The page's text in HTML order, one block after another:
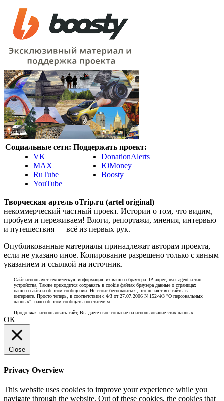
Социальные сети:
VK
MAX
RuTube
YouTube
Поддержать проект:
DonationAlerts
ЮMoney
Boosty
Творческая артель oTrip.ru (artel original) —
некоммерческий частный проект. Истории о том, что видим,
пробуем и переживаем! Влоги, репортажи, мнения, интервью
и путешествия — всё из первых рук.
Опубликованные материалы принадлежат авторам проекта,
если не указано иное. Копирование разрешено только с явным
указанием и ссылкой на источник.
Сайт использует техническую информацию из вашего браузера: IP адрес, user-agent и тип
устройства. Также приходится сохранять в cookie файлах браузера данные о страницах
нашего сайта и об этом сообщении. Не стоит беспокоиться, это делают все сайты в
интернете. Просто теперь, в соответствии с ФЗ от 27.07.2006 N 152-ФЗ "О персональных
данных", надо об этом сообщать посетителям.
Продолжая использовать сайт, Вы даете свое согласие на использование этих данных.
ОК
Close
Privacy Overview
This website uses cookies to improve your experience while you
navigate through the website. Out of these cookies, the cookies that